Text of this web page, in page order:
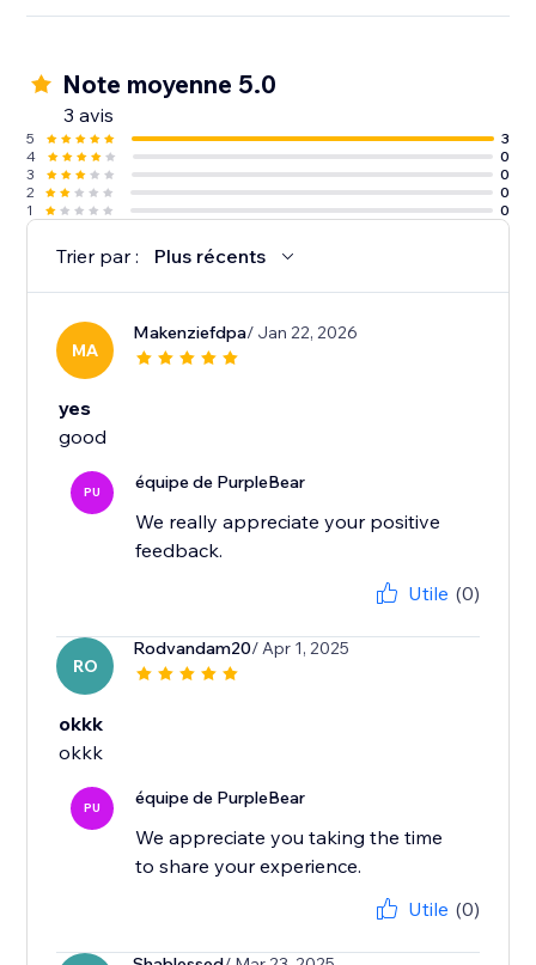
Note moyenne 5.0
3 avis
5
3
4
0
3
0
2
0
1
0
Trier par : Plus récents
MA
Makenziefdpa/ Jan 22, 2026
yes
good
PU équipe de PurpleBear
We really appreciate your positive
feedback.
Utile (0)
RO
Rodvandam20/ Apr 1, 2025
okkk
okkk
PU équipe de PurpleBear
We appreciate you taking the time
to share your experience.
Utile (0)